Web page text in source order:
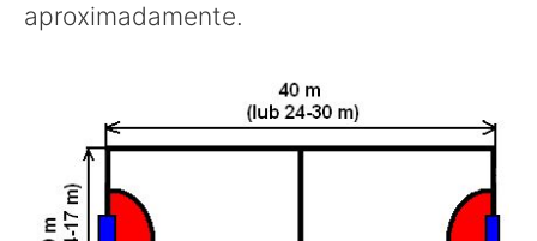
aproximadamente.